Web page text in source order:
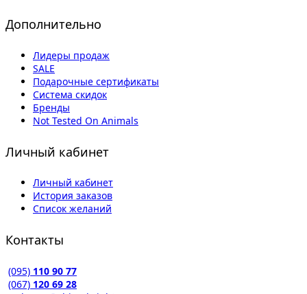
Дополнительно
Лидеры продаж
SALE
Подарочные сертификаты
Система скидок
Бренды
Not Tested On Animals
Личный кабинет
Личный кабинет
История заказов
Список желаний
Контакты
(095) 110 90 77
(067) 120 69 28